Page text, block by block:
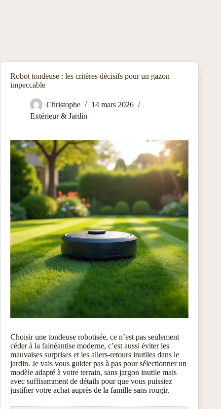
Robot tondeuse : les critères décisifs pour un gazon
impeccable
Christophe
14 mars 2026
Extérieur & Jardin
Choisir une tondeuse robotisée, ce n’est pas seulement
céder à la fainéantise moderne, c’est aussi éviter les
mauvaises surprises et les allers-retours inutiles dans le
jardin. Je vais vous guider pas à pas pour sélectionner un
modèle adapté à votre terrain, sans jargon inutile mais
avec suffisamment de détails pour que vous puissiez
justifier votre achat auprès de la famille sans rougir.